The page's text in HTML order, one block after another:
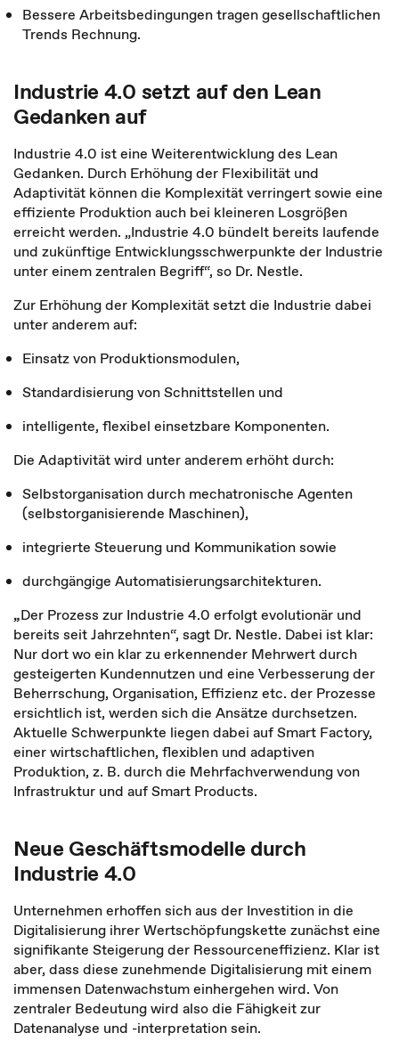
Bessere Arbeitsbedingungen tragen gesellschaftlichen
Trends Rechnung.
Industrie 4.0 setzt auf den Lean
Gedanken auf
Industrie 4.0 ist eine Weiterentwicklung des Lean
Gedanken. Durch Erhöhung der Flexibilität und
Adaptivität können die Komplexität verringert sowie eine
effiziente Produktion auch bei kleineren Losgrößen
erreicht werden. „Industrie 4.0 bündelt bereits laufende
und zukünftige Entwicklungsschwerpunkte der Industrie
unter einem zentralen Begriff“, so Dr. Nestle.
Zur Erhöhung der Komplexität setzt die Industrie dabei
unter anderem auf:
Einsatz von Produktionsmodulen,
Standardisierung von Schnittstellen und
intelligente, flexibel einsetzbare Komponenten.
Die Adaptivität wird unter anderem erhöht durch:
Selbstorganisation durch mechatronische Agenten
(selbstorganisierende Maschinen),
integrierte Steuerung und Kommunikation sowie
durchgängige Automatisierungsarchitekturen.
„Der Prozess zur Industrie 4.0 erfolgt evolutionär und
bereits seit Jahrzehnten“, sagt Dr. Nestle. Dabei ist klar:
Nur dort wo ein klar zu erkennender Mehrwert durch
gesteigerten Kundennutzen und eine Verbesserung der
Beherrschung, Organisation, Effizienz etc. der Prozesse
ersichtlich ist, werden sich die Ansätze durchsetzen.
Aktuelle Schwerpunkte liegen dabei auf Smart Factory,
einer wirtschaftlichen, flexiblen und adaptiven
Produktion, z. B. durch die Mehrfachverwendung von
Infrastruktur und auf Smart Products.
Neue Geschäftsmodelle durch
Industrie 4.0
Unternehmen erhoffen sich aus der Investition in die
Digitalisierung ihrer Wertschöpfungskette zunächst eine
signifikante Steigerung der Ressourceneffizienz. Klar ist
aber, dass diese zunehmende Digitalisierung mit einem
immensen Datenwachstum einhergehen wird. Von
zentraler Bedeutung wird also die Fähigkeit zur
Datenanalyse und -interpretation sein.